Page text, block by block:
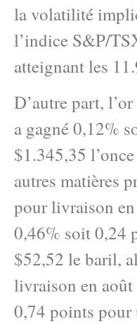
la volatilité
l’indice S&P/
atteignant les
D’autre part,
a gagné 0,12%
$1.345,35
autres matières
pour livraison
0,46% soit 0,24
$52,52 le baril,
livraison en
0,74 points pour